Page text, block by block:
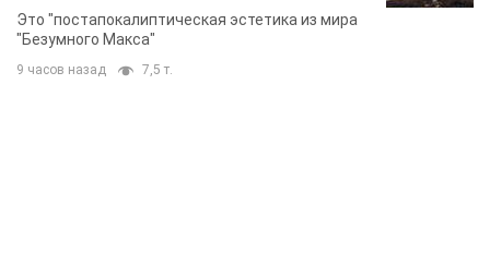
Фото
Это "постапокалиптическая эстетика из мира
"Безумного Макса"
9 часов назад 7,5 т.